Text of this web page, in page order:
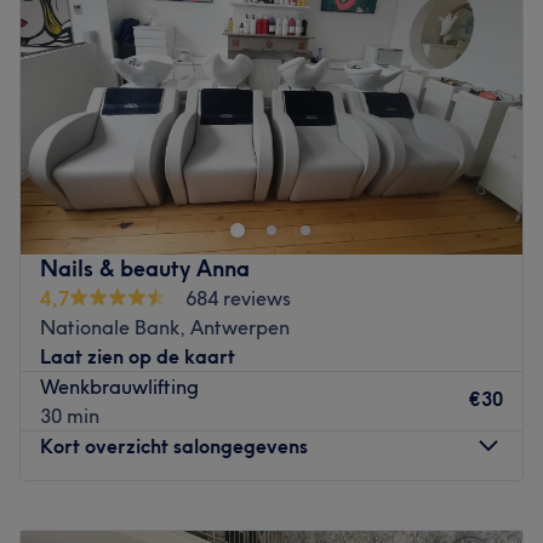
Vrijdag
09:00 –
17:00
Zaterdag
10:00 –16:00
Zondag
Gesloten
Beauty-Licious is gelegen in het centrum van Antwerpen.
Het salon is makkelijk bereikbaar met zowel openbaar
vervoer als met de wagen of fiets. Eens binnen word je
warm onthaald met een warm drankje of limonade. Bij
Beauty-Licious kan je terecht voor alles wat beauty
betreft. Zo kan je hier mooi opgemaakt worden voor dat
ene feestje of je haren mooi in de plooi laten leggen. Ook
voor behandelingen van wenkbrauwen, wimpers of
gelaat ben je hier aan het juiste adres. Alsof dat nog niet
genoeg was kan je ook nog helemaal haarvrij worden
met zowel de standaard wax alsook sugarwax.
Go to venue
Nails & beauty Anna
4,7
684 reviews
Nationale Bank, Antwerpen
Laat zien op de kaart
Wenkbrauwlifting
30 min
€30
Kort overzicht salongegevens